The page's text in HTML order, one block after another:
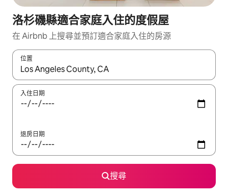
洛杉磯縣適合家庭入住的度假屋
在 Airbnb 上搜尋並預訂適合家庭入住的房源
位置
如有搜尋結果，瀏覽內容時請使用上下箭頭，或輕點、滑動裝置。
入住日期
退房日期
搜尋